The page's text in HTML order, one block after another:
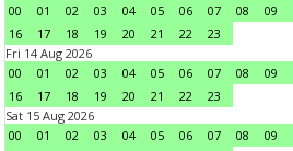
00
01 02 03 04 05 06 07 08 09
16
17 18 19 20 21 22
23
Fri 14 Aug 2026
00
01 02 03 04 05 06 07 08 09
16
17 18 19 20 21 22
23
Sat 15 Aug 2026
00
01 02 03 04 05 06 07 08 09